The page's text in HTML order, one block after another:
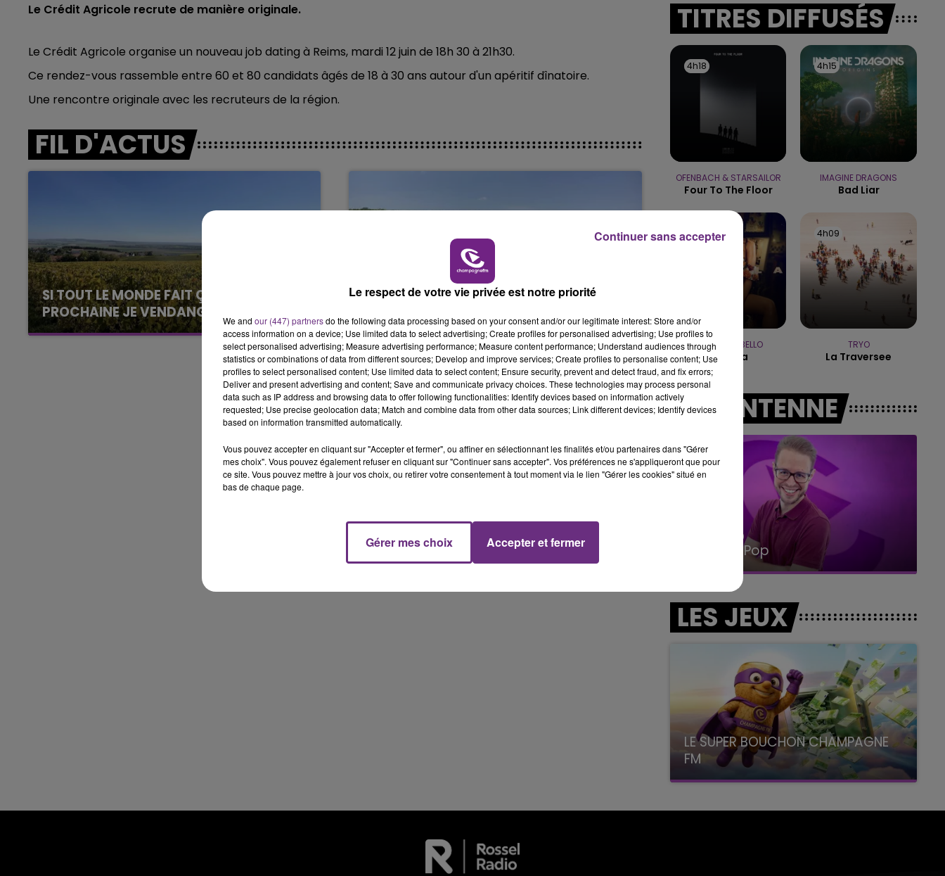
5h00 - 6h00
LE BEST OF DE LA FAMILLE
CHAMPAGNE FM
LA FAMILLE
10h00 - 14h00
LE TICKET DE CAISSE
Le Crédit Agricole recrute de manière originale.
Le Crédit Agricole organise un nouveau job dating à Reims, mardi 12 juin de 18h 30 à 21h30.
Ce rendez-vous rassemble entre 60 et 80 candidats âgés de 18 à 30 ans autour d'un apéritif dînatoire.
Une rencontre originale avec les recruteurs de la région.
FIL D'ACTUS
SI TOUT LE MONDE FAIT ÇA, MOI L'ANNÉE
PROCHAINE JE VENDANGE EN...
La vendange en Champagne a débuté ce jeudi
6 août dans la commune de Montgueux (Aube).
L'INSPECTION DU TRAVAIL RAPPELLE À
Alors que les dates de début des vendange
2026 s'est avéré être plus précoce que prévu,
l'inspection du Travail en profite pour rappeler
les conditions de...
TITRES DIFFUSÉS
4h18
4h18
OFENBACH & STARSAILOR
Four To The Floor
4h15
4h15
IMAGINE DRAGONS
Bad Liar
4h12
4h12
CAMILA CABELLO
Havana
4h09
4h09
TRYO
La Traversee
A L'ANTENNE
10h00 - 14h00
LE TICKET DE CAISSE
14h00 - 15h00
La Radio Pop
LES JEUX
LE SUPER BOUCHON CHAMPAGNE
FM
avec La Famille Champagne FM, à 8H10
Le respect de votre vie privée est notre priorité
We and our (447) partnersdo the following data processing based on your consent and/or our legitimate interest: Store and/or
access information on a device; Use limited data to select advertising; Create profiles for personalised advertising; Use profiles to
select personalised advertising; Measure advertising performance; Measure content performance; Understand audiences through
statistics or combinations of data from different sources; Develop and improve services; Create profiles to personalise content; Use
profiles to select personalised content; Use limited data to select content; Ensure security, prevent and detect fraud, and fix errors;
Deliver and present advertising and content; Save and communicate privacy choices. These technologies may process personal
data such as IP address and browsing data to offer following functionalities: Identify devices based on information actively
requested; Use precise geolocation data; Match and combine data from other data sources; Link different devices; Identify devices
based on information transmitted automatically.
Vous pouvez accepter en cliquant sur "Accepter et fermer", ou affiner en sélectionnant les finalités et/ou partenaires dans "Gérer
mes choix". Vous pouvez également refuser en cliquant sur "Continuer sans accepter". Vos préférences ne s'appliqueront que pour
ce site. Vous pouvez mettre à jour vos choix, ou retirer votre consentement à tout moment via le lien "Gérer les cookies" situé en
bas de chaque page.
Gérer mes choix Accepter et fermer
Continuer sans accepter